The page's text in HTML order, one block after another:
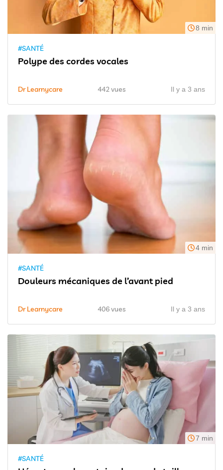
8 min
#SANTÉ
Polype des cordes vocales
Dr Learnycare 442 vues Il y a 3 ans
4 min
#SANTÉ
Douleurs mécaniques de l’avant pied
Dr Learnycare 406 vues Il y a 3 ans
7 min
#SANTÉ